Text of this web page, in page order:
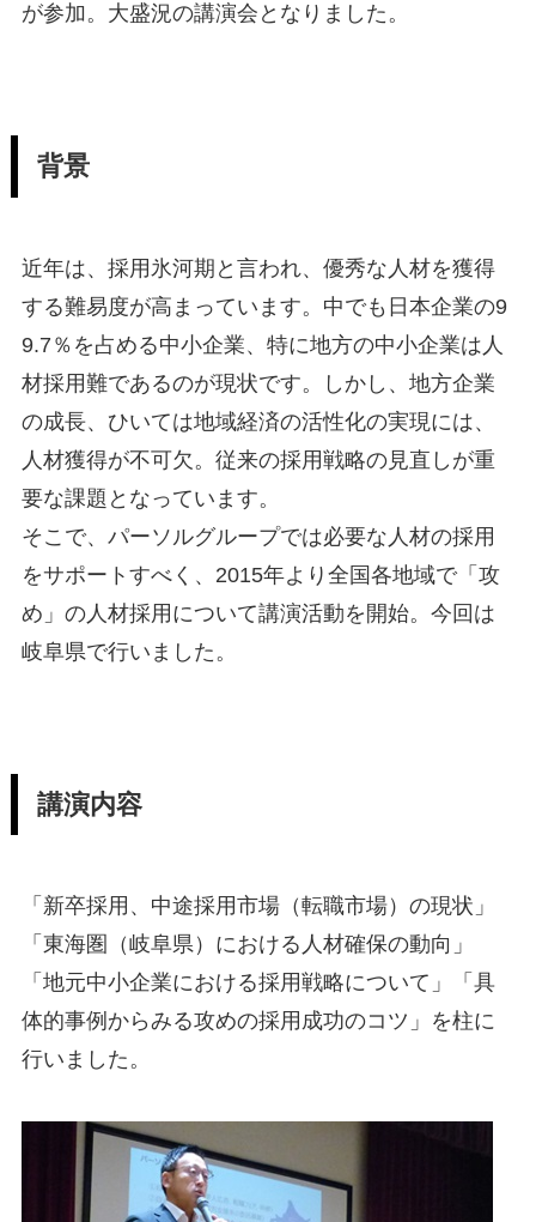
が参加。大盛況の講演会となりました。
背景
近年は、採用氷河期と言われ、優秀な人材を獲得
する難易度が高まっています。中でも日本企業の9
9.7％を占める中小企業、特に地方の中小企業は人
材採用難であるのが現状です。しかし、地方企業
の成長、ひいては地域経済の活性化の実現には、
人材獲得が不可欠。従来の採用戦略の見直しが重
要な課題となっています。
そこで、パーソルグループでは必要な人材の採用
をサポートすべく、2015年より全国各地域で「攻
め」の人材採用について講演活動を開始。今回は
岐阜県で行いました。
講演内容
「新卒採用、中途採用市場（転職市場）の現状」
「東海圏（岐阜県）における人材確保の動向」
「地元中小企業における採用戦略について」「具
体的事例からみる攻めの採用成功のコツ」を柱に
行いました。